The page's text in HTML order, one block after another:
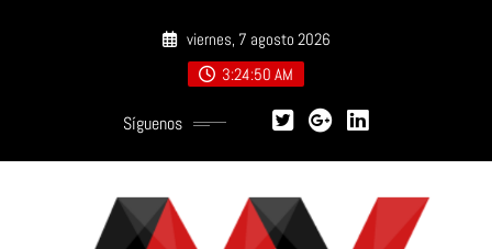
viernes, 7 agosto 2026
3:24:52 AM
Síguenos